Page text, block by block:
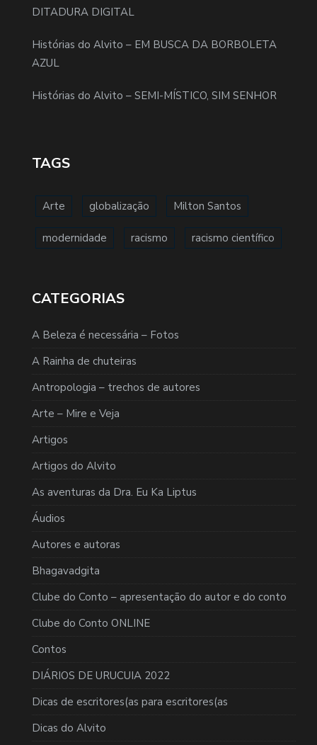
DITADURA DIGITAL
Histórias do Alvito – EM BUSCA DA BORBOLETA
AZUL
Histórias do Alvito – SEMI-MÍSTICO, SIM SENHOR
TAGS
Arte globalização Milton Santos
modernidade racismo racismo científico
CATEGORIAS
A Beleza é necessária – Fotos
A Rainha de chuteiras
Antropologia – trechos de autores
Arte – Mire e Veja
Artigos
Artigos do Alvito
As aventuras da Dra. Eu Ka Liptus
Áudios
Autores e autoras
Bhagavadgita
Clube do Conto – apresentação do autor e do conto
Clube do Conto ONLINE
Contos
DIÁRIOS DE URUCUIA 2022
Dicas de escritores(as para escritores(as
Dicas do Alvito